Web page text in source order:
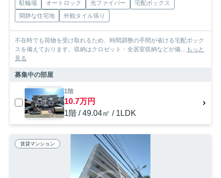
駐輪場 オートロック 光ファイバー
宅配ボックス
閑静な住宅地
外観タイル張り
不在時でも荷物を受け取れるため、時間調整の手間が省ける宅配ボック
スを備えております。収納はクロゼット・全居室収納などが備... もっと
見る
募集中の部屋
1階
10.7万円
1階 / 49.04㎡ / 1LDK
賃貸マンション